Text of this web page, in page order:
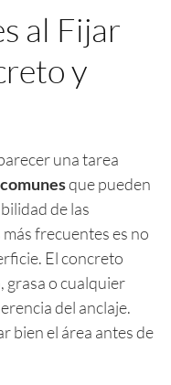
al Fijar
y
una tarea
que pueden
de las
frecuentes es no
El concreto
grasa o cualquier
del anclaje.
bien el área antes de